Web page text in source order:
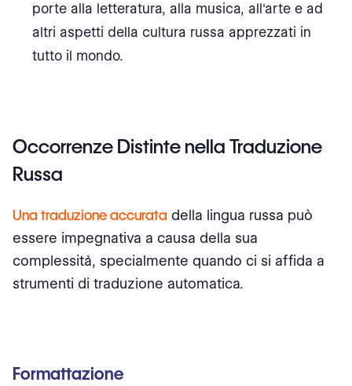
porte alla letteratura, alla musica, all'arte e ad
altri aspetti della cultura russa apprezzati in
tutto il mondo.
Occorrenze Distinte nella Traduzione
Russa
Una traduzione accurata della lingua russa può
essere impegnativa a causa della sua
complessità, specialmente quando ci si affida a
strumenti di traduzione automatica.
Formattazione